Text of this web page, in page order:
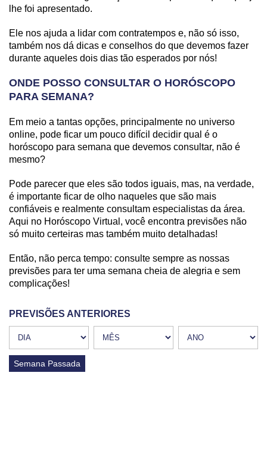
lhe foi apresentado.
Ele nos ajuda a lidar com contratempos e, não só isso,
também nos dá dicas e conselhos do que devemos fazer
durante aqueles dois dias tão esperados por nós!
ONDE POSSO CONSULTAR O HORÓSCOPO
PARA SEMANA?
Em meio a tantas opções, principalmente no universo
online, pode ficar um pouco difícil decidir qual é o
horóscopo para semana que devemos consultar, não é
mesmo?
Pode parecer que eles são todos iguais, mas, na verdade,
é importante ficar de olho naqueles que são mais
confiáveis e realmente consultam especialistas da área.
Aqui no Horóscopo Virtual, você encontra previsões não
só muito certeiras mas também muito detalhadas!
Então, não perca tempo: consulte sempre as nossas
previsões para ter uma semana cheia de alegria e sem
complicações!
PREVISÕES ANTERIORES
Semana Passada